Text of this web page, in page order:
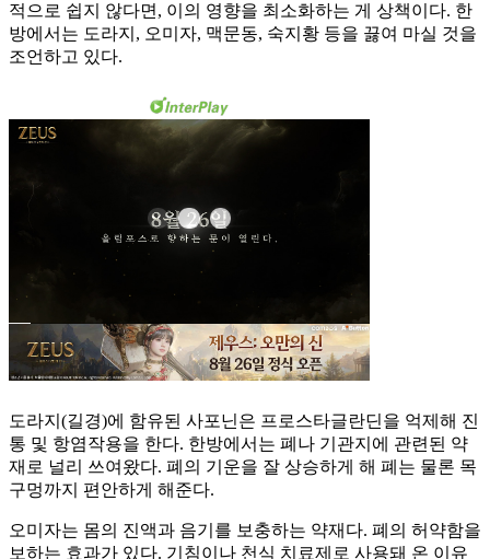
적으로 쉽지 않다면, 이의 영향을 최소화하는 게 상책이다. 한
방에서는 도라지, 오미자, 맥문동, 숙지황 등을 끓여 마실 것을
조언하고 있다.
도라지(길경)에 함유된 사포닌은 프로스타글란딘을 억제해 진
통 및 항염작용을 한다. 한방에서는 폐나 기관지에 관련된 약
재로 널리 쓰여왔다. 폐의 기운을 잘 상승하게 해 폐는 물론 목
구멍까지 편안하게 해준다.
오미자는 몸의 진액과 음기를 보충하는 약재다. 폐의 허약함을
보하는 효과가 있다. 기침이나 천식 치료제로 사용돼 온 이유